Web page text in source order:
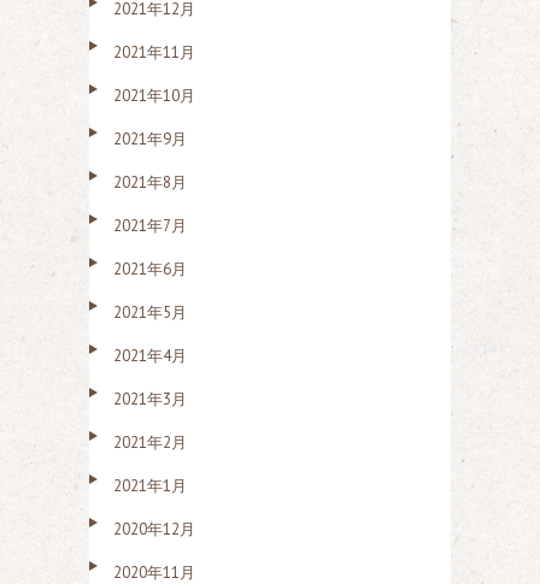
2021年12月
2021年11月
2021年10月
2021年9月
2021年8月
2021年7月
2021年6月
2021年5月
2021年4月
2021年3月
2021年2月
2021年1月
2020年12月
2020年11月